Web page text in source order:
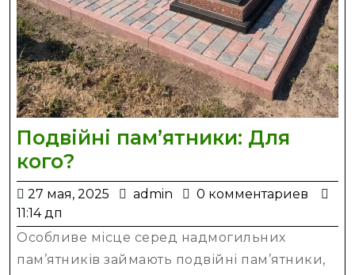
Подвійні пам’ятники: Для
кого?
пам’ятники:
кого?
27 мая, 2025
27
2025
admin admin
0 комментариев
11:14 дп
Особливе місце серед надмогильних
пам’ятників займають подвійні пам’ятники,